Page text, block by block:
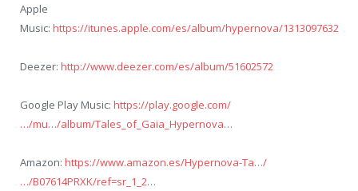
Apple
Music: https://itunes.apple.com/es/album/hypernova/1313097632
Deezer: http://www.deezer.com/es/album/51602572
Google Play Music: https://play.google.com/
…/mu…/album/Tales_of_Gaia_Hypernova…
Amazon: https://www.amazon.es/Hypernova-Ta…/
…/B07614PRXK/ref=sr_1_2…